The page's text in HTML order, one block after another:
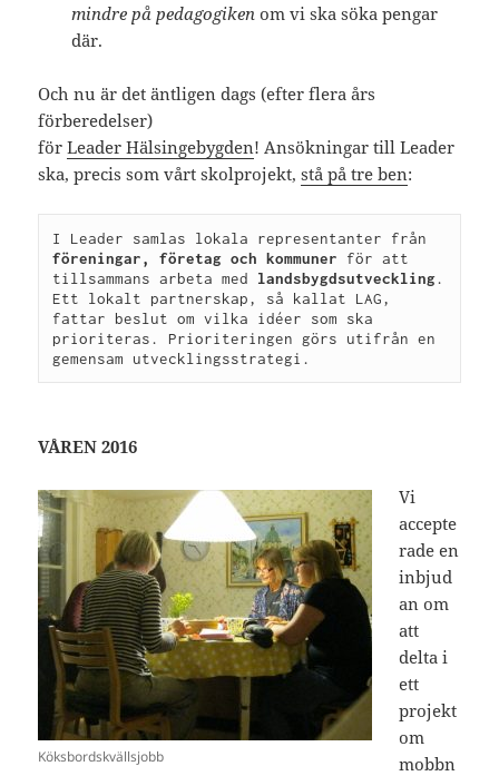
mindre på pedagogiken om vi ska söka pengar
där.
Och nu är det äntligen dags (efter flera års
förberedelser)
förLeader Hälsingebygden! Ansökningar till Leader
ska, precis som vårt skolprojekt,stå på tre ben:
föreningar, företag och kommuner för att
tillsammans arbeta med landsbygdsutveckling.
Ett lokalt partnerskap, så kallat LAG,
fattar beslut om vilka idéer som ska
prioriteras. Prioriteringen görs utifrån en
gemensam utvecklingsstrategi.
VÅREN 2016
Köksbordskvällsjobb
Vi
accepte
rade en
inbjud
an om
att
delta i
ett
projekt
om
mobbn